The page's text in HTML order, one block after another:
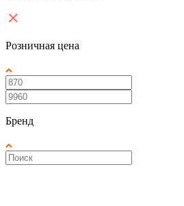
Розничная цена
Бренд